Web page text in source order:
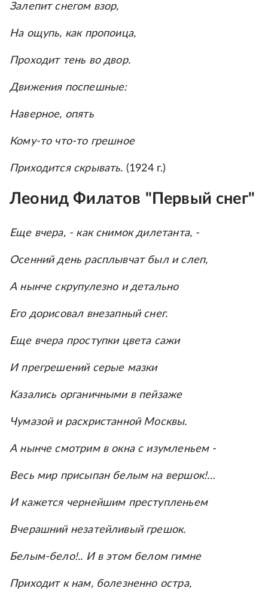
Залепит снегом взор,
На ощупь, как пропоица,
Проходит тень во двор.
Движения поспешные:
Наверное, опять
Кому-то что-то грешное
Приходится скрывать. (1924 г.)
Леонид Филатов "Первый снег"
Еще вчера, - как снимок дилетанта, -
Осенний день расплывчат был и слеп,
А нынче скрупулезно и детально
Его дорисовал внезапный снег.
Еще вчера проступки цвета сажи
И прегрешений серые мазки
Казались органичными в пейзаже
Чумазой и расхристанной Москвы.
А нынче смотрим в окна с изумленьем -
Весь мир присыпан белым на вершок!…
И кажется чернейшим преступленьем
Вчерашний незатейливый грешок.
Белым-бело!.. И в этом белом гимне
Приходит к нам, болезненно остра,